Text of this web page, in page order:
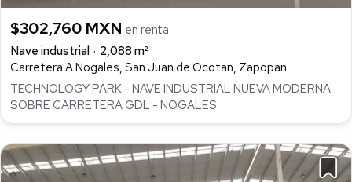
$302,760 MXN en renta
Nave industrial
2,088 m²
Carretera A Nogales, San Juan de Ocotan, Zapopan
TECHNOLOGY PARK - NAVE INDUSTRIAL NUEVA MODERNA
SOBRE CARRETERA GDL - NOGALES